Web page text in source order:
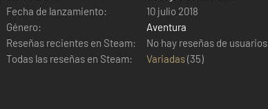
Fecha de lanzamiento:
10 julio 2018
Género:
Aventura
Reseñas recientes en Steam:
No hay reseñas de usuarios
Todas las reseñas en Steam:
Variadas(35)